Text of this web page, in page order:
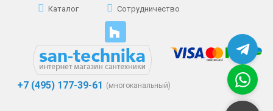
Каталог
Сотрудничество
+7 (495) 177-39-61 (многоканальный)